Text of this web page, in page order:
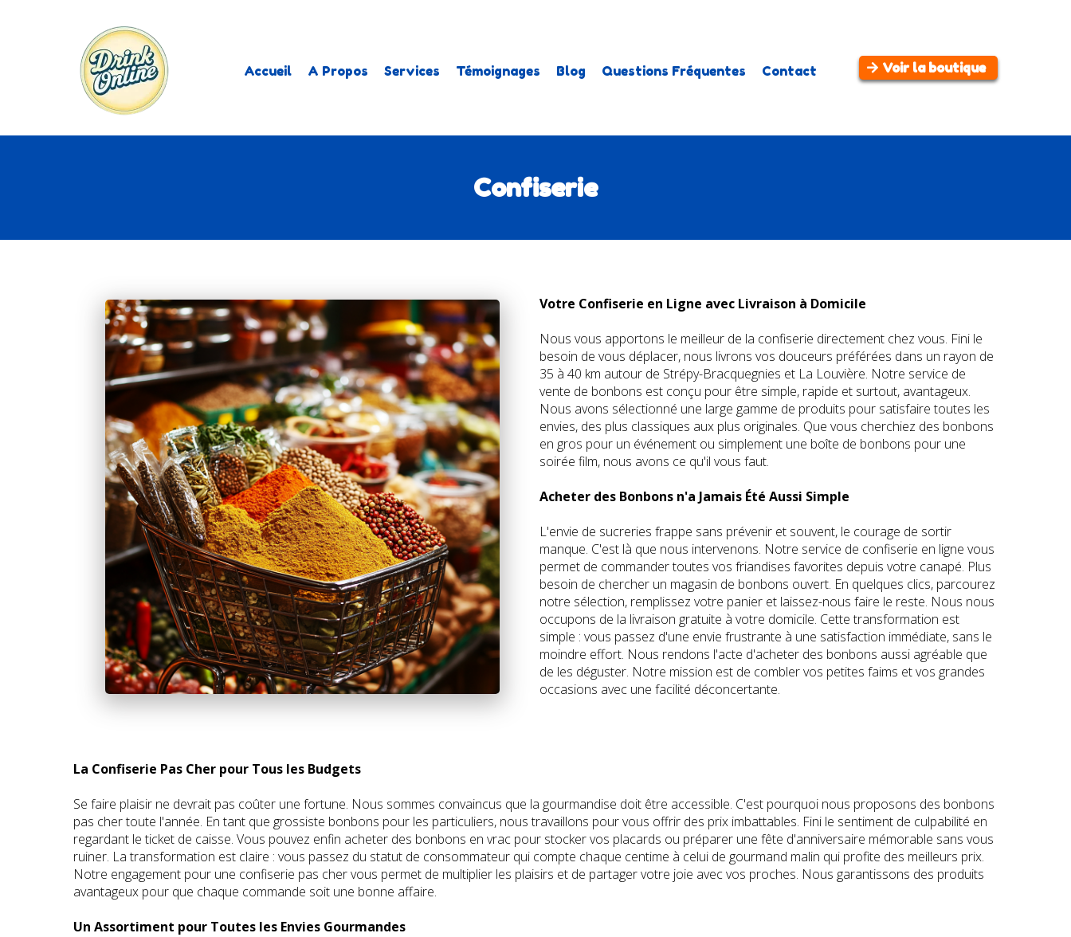
Accueil A Propos Services Témoignages Blog Questions Fréquentes Contact Voir la boutique
Confiserie
Votre Confiserie en Ligne avec Livraison à Domicile
Nous vous apportons le meilleur de la confiserie directement chez vous. Fini le
besoin de vous déplacer, nous livrons vos douceurs préférées dans un rayon de
35 à 40 km autour de Strépy-Bracquegnies et La Louvière. Notre service de
vente de bonbons est conçu pour être simple, rapide et surtout, avantageux.
Nous avons sélectionné une large gamme de produits pour satisfaire toutes les
envies, des plus classiques aux plus originales. Que vous cherchiez des bonbons
en gros pour un événement ou simplement une boîte de bonbons pour une
soirée film, nous avons ce qu'il vous faut.
Acheter des Bonbons n'a Jamais Été Aussi Simple
L'envie de sucreries frappe sans prévenir et souvent, le courage de sortir
manque. C'est là que nous intervenons. Notre service de confiserie en ligne vous
permet de commander toutes vos friandises favorites depuis votre canapé. Plus
besoin de chercher un magasin de bonbons ouvert. En quelques clics, parcourez
notre sélection, remplissez votre panier et laissez-nous faire le reste. Nous nous
occupons de la livraison gratuite à votre domicile. Cette transformation est
simple : vous passez d'une envie frustrante à une satisfaction immédiate, sans le
moindre effort. Nous rendons l'acte d'acheter des bonbons aussi agréable que
de les déguster. Notre mission est de combler vos petites faims et vos grandes
occasions avec une facilité déconcertante.
La Confiserie Pas Cher pour Tous les Budgets
Se faire plaisir ne devrait pas coûter une fortune. Nous sommes convaincus que la gourmandise doit être accessible. C'est pourquoi nous proposons des bonbons
pas cher toute l'année. En tant que grossiste bonbons pour les particuliers, nous travaillons pour vous offrir des prix imbattables. Fini le sentiment de culpabilité en
regardant le ticket de caisse. Vous pouvez enfin acheter des bonbons en vrac pour stocker vos placards ou préparer une fête d'anniversaire mémorable sans vous
ruiner. La transformation est claire : vous passez du statut de consommateur qui compte chaque centime à celui de gourmand malin qui profite des meilleurs prix.
Notre engagement pour une confiserie pas cher vous permet de multiplier les plaisirs et de partager votre joie avec vos proches. Nous garantissons des produits
avantageux pour que chaque commande soit une bonne affaire.
Un Assortiment pour Toutes les Envies Gourmandes